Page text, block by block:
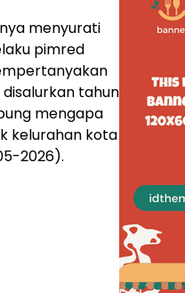
menyurati
pimred
tahun
mengapa
kelurahan kota
2026).